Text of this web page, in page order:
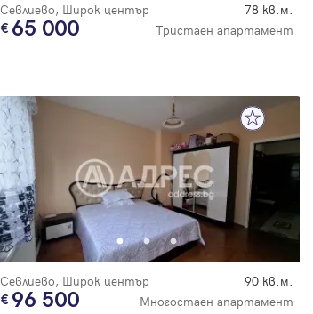
Севлиево, Широк център 78 кв.м.
65 000 Тристаен апартамент
Севлиево, Широк център 90 кв.м.
96 500 Многостаен апартамент